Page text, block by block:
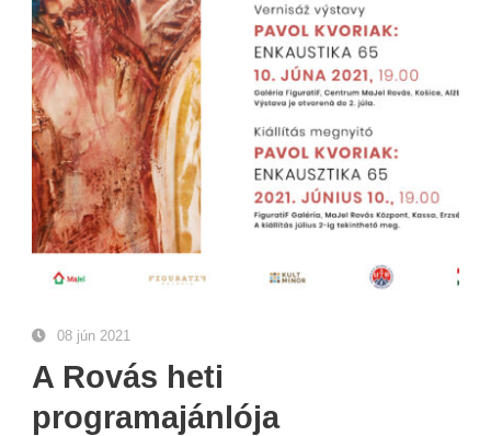
08 jún 2021
A Rovás heti
programajánlója